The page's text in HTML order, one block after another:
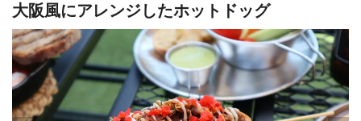
大阪風にアレンジしたホットドッグ